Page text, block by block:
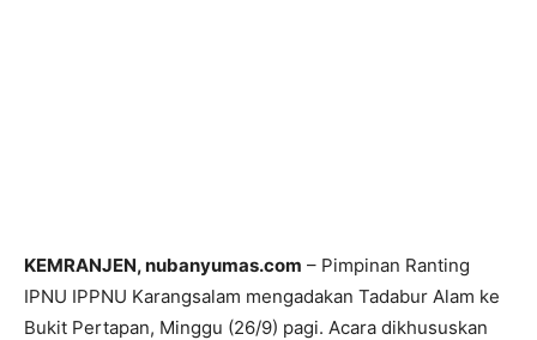
KEMRANJEN, nubanyumas.com – Pimpinan Ranting
IPNU IPPNU Karangsalam mengadakan Tadabur Alam ke
Bukit Pertapan, Minggu (26/9) pagi. Acara dikhususkan